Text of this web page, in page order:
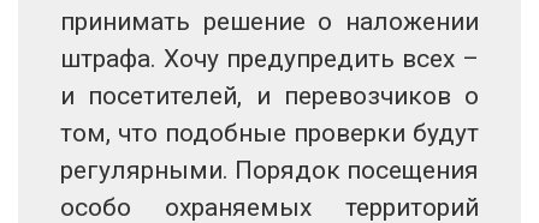
принимать решение о наложении
штрафа. Хочу предупредить всех –
и посетителей, и перевозчиков о
том, что подобные проверки будут
регулярными. Порядок посещения
особо охраняемых территорий